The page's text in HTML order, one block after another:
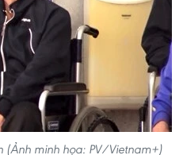
(Ảnh minh họa: PV/Vietnam+)